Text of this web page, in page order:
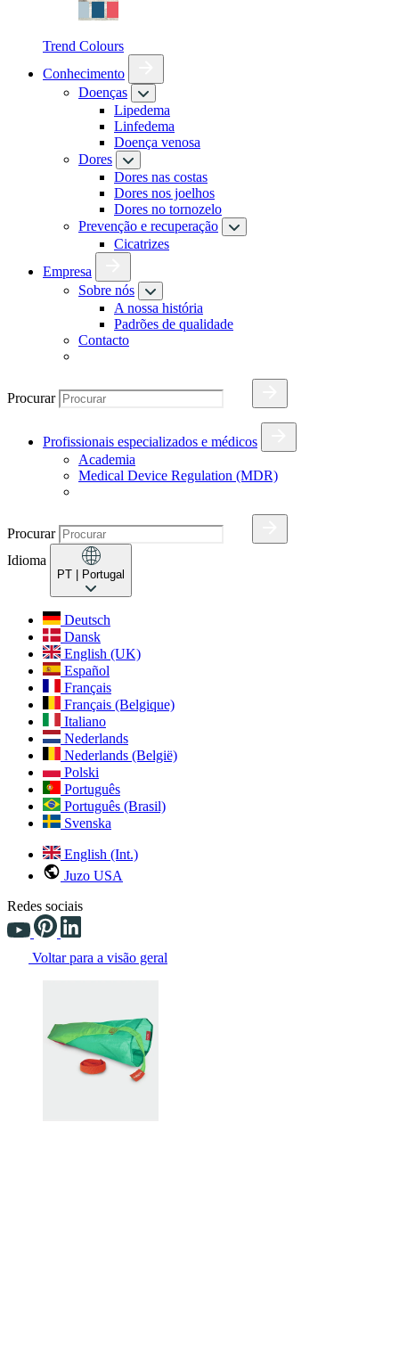
Trend Colours
Conhecimento
Doenças
Lipedema
Linfedema
Doença venosa
Dores
Dores nas costas
Dores nos joelhos
Dores no tornozelo
Prevenção e recuperação
Cicatrizes
Empresa
Sobre nós
A nossa história
Padrões de qualidade
Contacto
Procurar
Profissionais especializados e médicos
Academia
Medical Device Regulation (MDR)
Procurar
Idioma
PT | Portugal
Deutsch
Dansk
English (UK)
Español
Français
Français (Belgique)
Italiano
Nederlands
Nederlands (België)
Polski
Português
Português (Brasil)
Svenska
English (Int.)
Juzo USA
Redes sociais
Voltar para a visão geral